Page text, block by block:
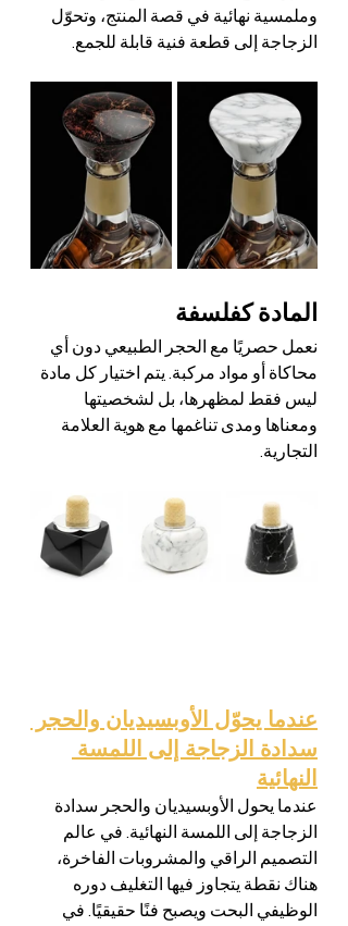
وملمسية نهائية في قصة المنتج، وتحوّل
الزجاجة إلى قطعة فنية قابلة للجمع.
المادة كفلسفة
نعمل حصريًا مع الحجر الطبيعي دون أي
محاكاة أو مواد مركبة. يتم اختيار كل مادة
ليس فقط لمظهرها، بل لشخصيتها
ومعناها ومدى تناغمها مع هوية العلامة
التجارية.
عندما يحوّل الأوبسيديان والحجر
سدادة الزجاجة إلى اللمسة
النهائية
عندما يحول الأوبسيديان والحجر سدادة
الزجاجة إلى اللمسة النهائية. في عالم
التصميم الراقي والمشروبات الفاخرة،
هناك نقطة يتجاوز فيها التغليف دوره
الوظيفي البحت ويصبح فنًا حقيقيًا. في